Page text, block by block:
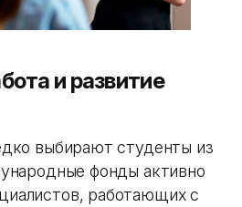
и развитие
выбирают студенты из
фонды активно
работающих с